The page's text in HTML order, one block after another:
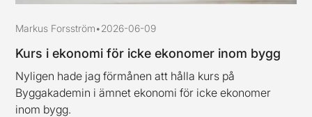
Markus Forsström•2026-06-09
Kurs i ekonomi för icke ekonomer inom bygg
Nyligen hade jag förmånen att hålla kurs på
Byggakademin i ämnet ekonomi för icke ekonomer
inom bygg.